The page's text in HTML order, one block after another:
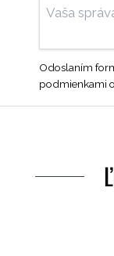
Odoslaním
podmienkami